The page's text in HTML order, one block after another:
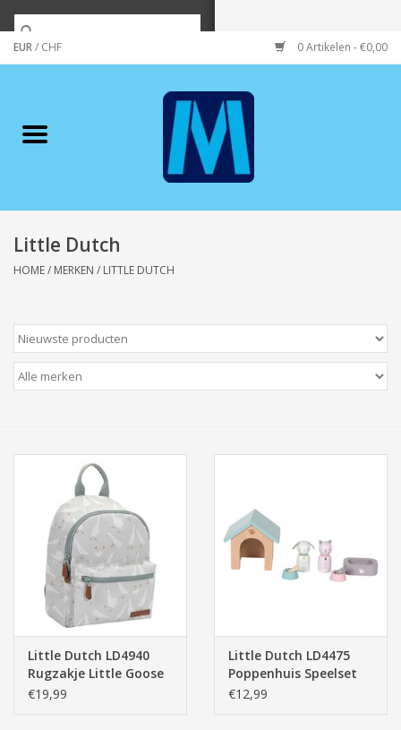
EUR/ CHF 0 Artikelen - €0,00
Merken
Wonen/koken/huishouden
Wenskaarten
Zeeuws/Streek
Elektra
Baby & Peuter
Speelgoed & hobby
Cadeau & feest
Little Dutch
HOME/ MERKEN / LITTLE DUTCH
Little Dutch LD4940
Rugzakje Little Goose
€19,99
Little Dutch LD4475
Poppenhuis Speelset
Huisdieren
€12,99